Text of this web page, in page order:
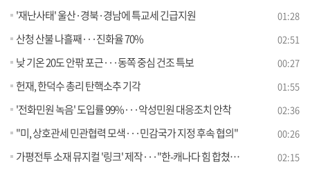
'재난사태' 울산·경북·경남에 특교세 긴급지원 01:28
산청 산불 나흘째···진화율 70% 02:51
낮 기온 20도 안팎 포근···동쪽 중심 건조 특보 00:27
헌재, 한덕수 총리 탄핵소추 기각 01:55
'전화민원 녹음' 도입률 99%···악성민원 대응조치 안착 02:36
"미, 상호관세 민관협력 모색···민감국가 지정 후속 협의" 00:26
가평전투 소재 뮤지컬 '링크' 제작···"한-캐나다 힘 합쳤다" 02:15